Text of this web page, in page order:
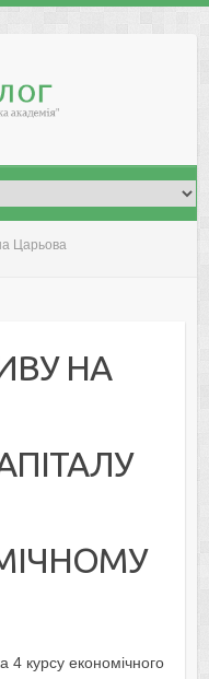
Царьова
НА
4 курсу економічного